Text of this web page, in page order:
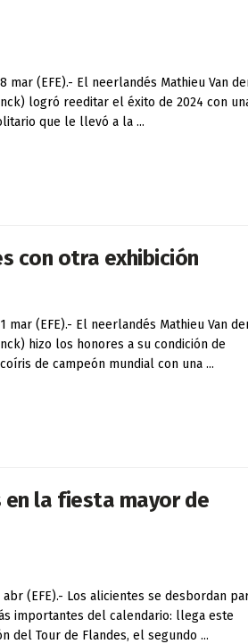
mar (EFE).- El neerlandés Mathieu Van
logró reeditar el éxito de 2024 con
que le llevó a la ...
con otra exhibición
mar (EFE).- El neerlandés Mathieu Van
hizo los honores a su condición de
de campeón mundial con una ...
en la fiesta mayor de
(EFE).- Los alicientes se desbordan
importantes del calendario: llega este
del Tour de Flandes, el segundo ...